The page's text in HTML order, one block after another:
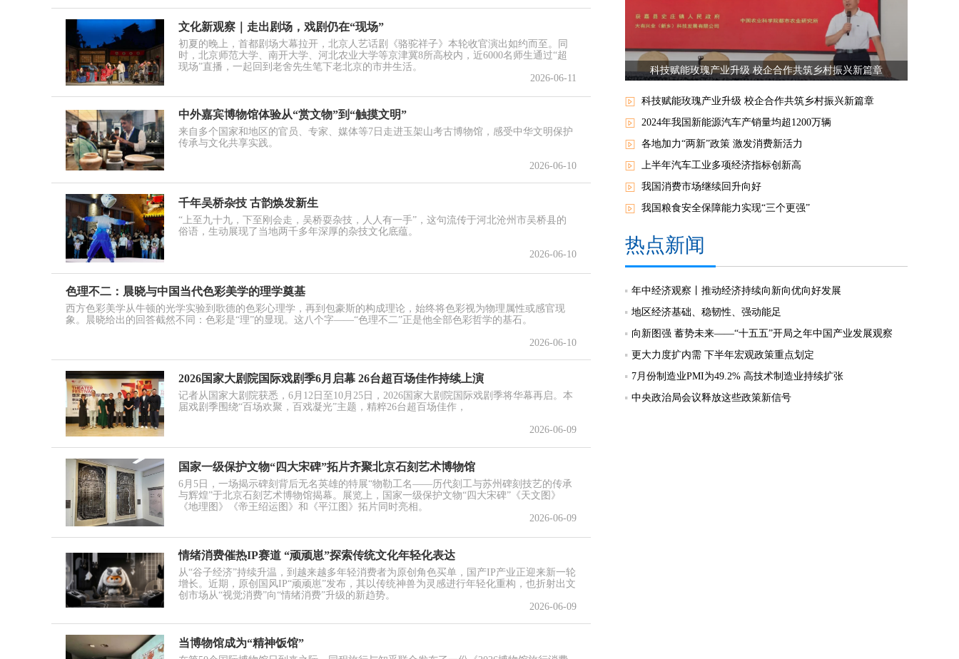
文化新观察｜走出剧场，戏剧仍在“现场”
初夏的晚上，首都剧场大幕拉开，北京人艺话剧《骆驼祥子》本轮收官演出如约而至。同
时，北京师范大学、南开大学、河北农业大学等京津冀8所高校内，近6000名师生通过“超
现场”直播，一起回到老舍先生笔下老北京的市井生活。
2026-06-11
中外嘉宾博物馆体验从“赏文物”到“触摸文明”
来自多个国家和地区的官员、专家、媒体等7日走进玉架山考古博物馆，感受中华文明保护
传承与文化共享实践。
2026-06-10
千年吴桥杂技 古韵焕发新生
“上至九十九，下至刚会走，吴桥耍杂技，人人有一手”，这句流传于河北沧州市吴桥县的
俗语，生动展现了当地两千多年深厚的杂技文化底蕴。
2026-06-10
色理不二：晨晓与中国当代色彩美学的理学奠基
西方色彩美学从牛顿的光学实验到歌德的色彩心理学，再到包豪斯的构成理论，始终将色彩视为物理属性或感官现
象。晨晓给出的回答截然不同：色彩是“理”的显现。这八个字——“色理不二”正是他全部色彩哲学的基石。
2026-06-10
2026国家大剧院国际戏剧季6月启幕 26台超百场佳作持续上演
记者从国家大剧院获悉，6月12日至10月25日，2026国家大剧院国际戏剧季将华幕再启。本
届戏剧季围绕“百场欢聚，百戏凝光”主题，精粹26台超百场佳作，
2026-06-09
国家一级保护文物“四大宋碑”拓片齐聚北京石刻艺术博物馆
6月5日，一场揭示碑刻背后无名英雄的特展“物勒工名——历代刻工与苏州碑刻技艺的传承
与辉煌”于北京石刻艺术博物馆揭幕。展览上，国家一级保护文物“四大宋碑”《天文图》
《地理图》《帝王绍运图》和《平江图》拓片同时亮相。
2026-06-09
情绪消费催热IP赛道 “顽顽崽”探索传统文化年轻化表达
从“谷子经济”持续升温，到越来越多年轻消费者为原创角色买单，国产IP产业正迎来新一轮
增长。近期，原创国风IP“顽顽崽”发布，其以传统神兽为灵感进行年轻化重构，也折射出文
创市场从“视觉消费”向“情绪消费”升级的新趋势。
2026-06-09
当博物馆成为“精神饭馆”
科技赋能玫瑰产业升级 校企合作共筑乡村振兴新篇章
科技赋能玫瑰产业升级 校企合作共筑乡村振兴新篇章
2024年我国新能源汽车产销量均超1200万辆
各地加力“两新”政策 激发消费新活力
上半年汽车工业多项经济指标创新高
我国消费市场继续回升向好
我国粮食安全保障能力实现“三个更强”
热点新闻
年中经济观察丨推动经济持续向新向优向好发展
地区经济基础、稳韧性、强动能足
向新图强 蓄势未来——“十五五”开局之年中国产业发展观察
更大力度扩内需 下半年宏观政策重点划定
7月份制造业PMI为49.2% 高技术制造业持续扩张
中央政治局会议释放这些政策新信号